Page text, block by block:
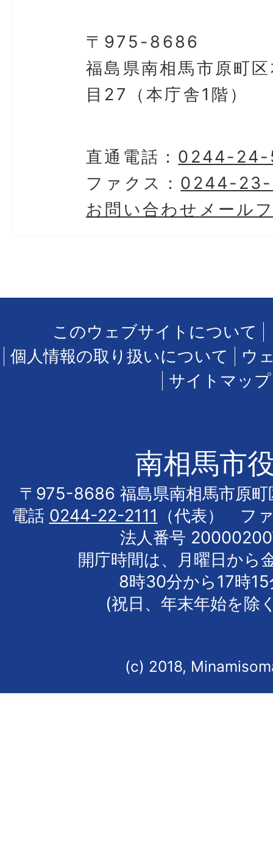
〒975-8686
福島県南相馬市原町
目27（本庁舎1階）
直通電話： 0244-24-
ファクス： 0244-
お問い合わせメール
このウェブサイトについて
個人情報の取り扱いについて
ウ
サイトマップ
南相馬市
〒975-8686 福島県南相馬市原町
電話 0244-22-2111
（代表） フ
法人番号
開庁時間は、月曜日から
8時30分から17時
(祝日、年末年始を除
(c) 2018,